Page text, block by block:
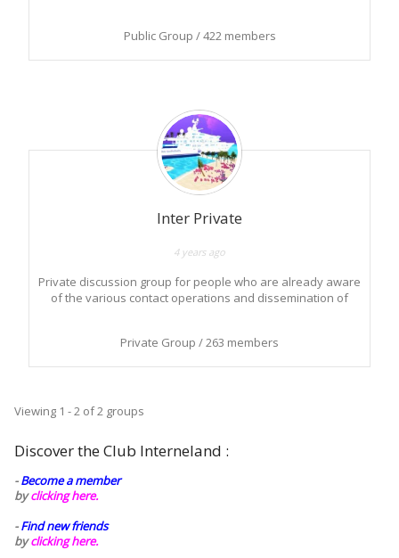
Public Group / 422 members
Inter Private
4 years ago
Private discussion group for people who are already aware
of the various contact operations and dissemination of
Private Group / 263 members
Viewing 1 - 2 of 2 groups
Discover the Club Interneland :
-Become a member
byclicking here.
-Find new friends
byclicking here.